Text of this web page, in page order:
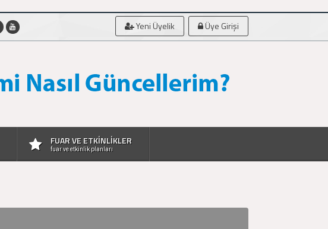
Yeni Üyelik Üye Girişi
FUAR VE ETKİNLİKLER
fuar ve etkinlik planları